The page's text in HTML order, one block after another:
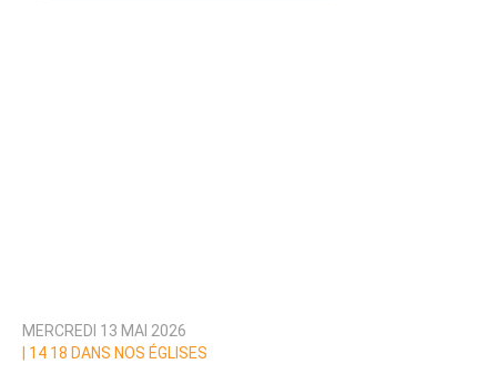
MERCREDI 13 MAI 2026
14 18 DANS NOS ÉGLISES